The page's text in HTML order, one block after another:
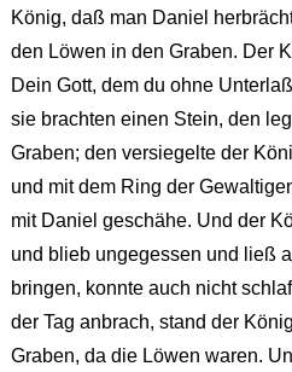
König, daß man Daniel
den Löwen in den Graben. Der
Dein Gott, dem du ohne
sie brachten einen Stein, den
Graben; den versiegelte der
und mit dem Ring der
mit Daniel geschähe. Und der
und blieb ungegessen und ließ
bringen, konnte auch nicht
der Tag anbrach, stand der
Graben, da die Löwen waren.